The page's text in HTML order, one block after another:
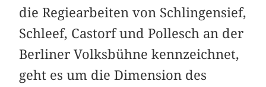
die Regiearbeiten von Schlingensief,
Schleef, Castorf und Pollesch an der
Berliner Volksbühne kennzeichnet,
geht es um die Dimension des